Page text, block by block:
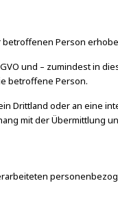
Person
und – zumindest in
betroffene Person.
Drittland oder an eine
mit der Übermittlung